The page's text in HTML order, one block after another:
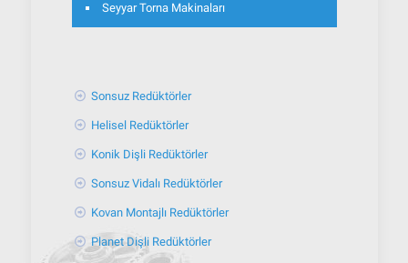
Seyyar Torna Makinaları
Sonsuz Redüktörler
Helisel Redüktörler
Konik Dişli Redüktörler
Sonsuz Vidalı Redüktörler
Kovan Montajlı Redüktörler
Planet Dişli Redüktörler